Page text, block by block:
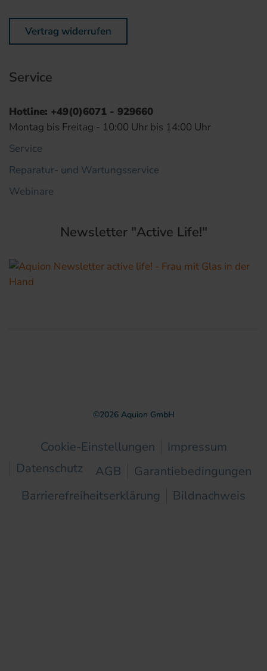
Vertrag widerrufen
Service
Hotline: +49(0)6071 - 929660
Montag bis Freitag - 10:00 Uhr bis 14:00 Uhr
Service
Reparatur- und Wartungsservice
Webinare
Newsletter "Active Life!"
©2026Aquion GmbH
Cookie-Einstellungen
Impressum
Datenschutz
AGB
Garantiebedingungen
Barrierefreiheitserklärung
Bildnachweis